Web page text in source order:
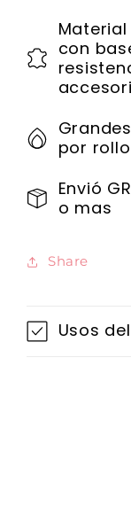
con
por rollo
Envió
o mas
Share
Usos